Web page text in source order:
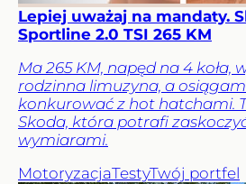
Lepiej uważaj na mandaty.
Sportline 2.0 TSI 265 KM
Ma 265 KM, napęd na 4
rodzinna limuzyna, a
konkurować z hot hatchami.
Skoda, która potrafi
wymiarami.
MotoryzacjaTestyTwój portfel